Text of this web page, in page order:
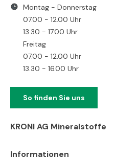
Montag - Donnerstag
07.00 - 12.00 Uhr
13.30 - 17.00 Uhr
Freitag
07.00 - 12.00 Uhr
13.30 - 16.00 Uhr
So finden Sie uns
KRONI AG Mineralstoffe
Informationen